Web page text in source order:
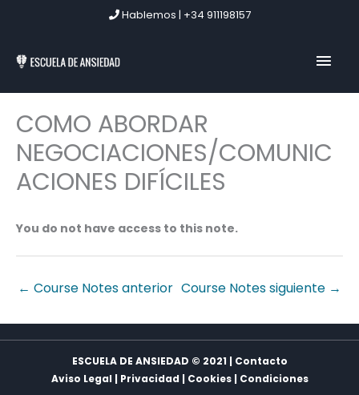
Hablemos | +34 911198157
COMO ABORDAR
NEGOCIACIONES/COMUNIC
ACIONES DIFÍCILES
You do not have access to this note.
← Course Notes anterior Course Notes siguiente →
ESCUELA DE ANSIEDAD © 2021 | Contacto
Aviso Legal | Privacidad | Cookies| Condiciones